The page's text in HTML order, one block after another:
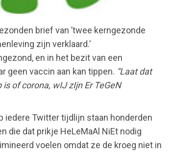
brief van ’twee kerngezonde
zijn verklaard.’
en in het bezit van een
geen vaccin aan kan tippen. “Laat dat
of corona, wIJ zIjn Er TeGeN
iedere Twitter tijdlijn staan honderden
die dat prikje HeLeMaAl NiEt nodig
voelen omdat ze de kroeg niet in